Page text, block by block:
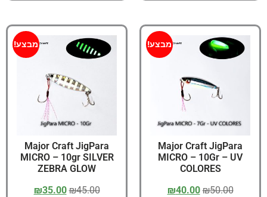
מבצע!
Major Craft JigPara
MICRO – 10Gr – UV
COLORES
₪50.00
₪40.00
מבצע!
Major Craft JigPara
MICRO – 10gr SILVER
ZEBRA GLOW
₪45.00
₪35.00